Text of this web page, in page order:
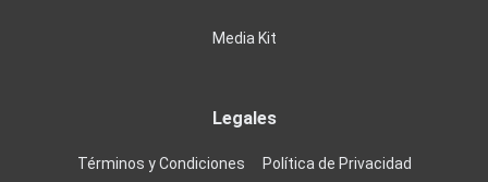
Media Kit
Legales
Términos y Condiciones Política de Privacidad